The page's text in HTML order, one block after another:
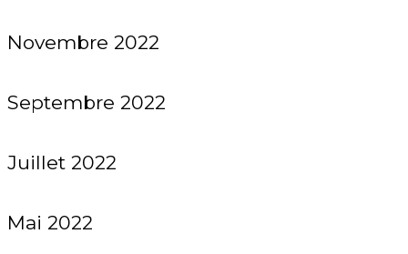
Novembre 2022
Septembre 2022
Juillet 2022
Mai 2022